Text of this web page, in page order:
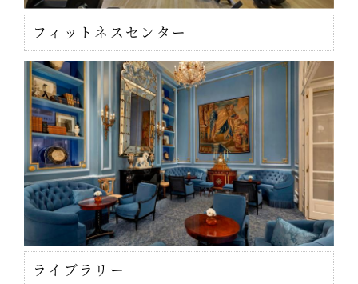
フィットネスセンター
ライブラリー